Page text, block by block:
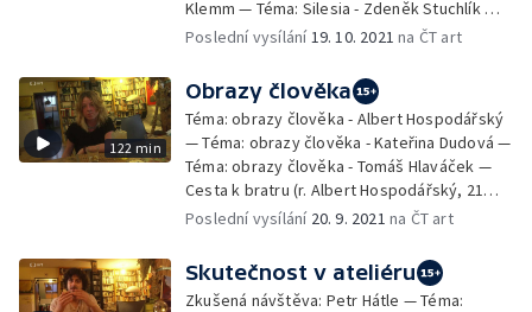
Klemm — Téma: Silesia - Zdeněk Stuchlík —
Téma: Silesia - studenti Multimediálních
Téma: Silesia - Aneta Želazková — Hnusný
portrét (r. Lukáš Wodecki, 10 min., 2019) —
Prázdniny 3AM (r. Michael Klemm, 4 min.,
2021) — Amber (r. Jindřich Mižďoch, 23 min.,
2019) — Viktor (r. Jakub Plaskura a Petr
Juračka, 10 min., 2019) — Trubec (r. František
Tomis, 8 min., 2021) — Karaoke Tundra (r.
(r. Jan Bartoš, 26 min., 2020)
Poslední vysílání19. 10. 2021 na ČT art
122 min
Obrazy člověka
Téma: obrazy člověka - Albert Hospodářský
— Téma: obrazy člověka - Kateřina Dudová —
Téma: obrazy člověka - Tomáš Hlaváček —
Cesta k bratru (r. Albert Hospodářský, 21
min., 2018) — Nekyia - vnitřní portrét básníka
2019) — Jsme epicentry zemětřesení (r.
Tomáš Hlaváček, 40 min., 2020)
Poslední vysílání 20. 9. 2021 na ČT art
Skutečnost v ateliéru
Zkušená návštěva: Petr Hátle — Téma: